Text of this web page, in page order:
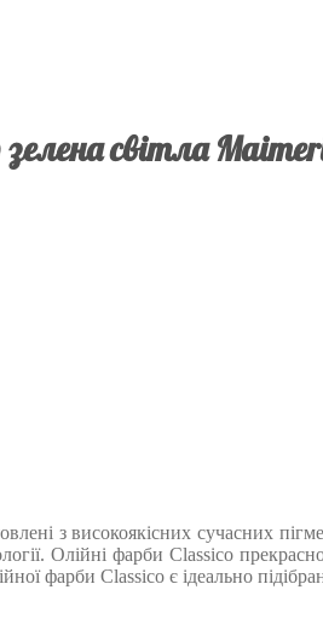
світла
з високоякісних сучасних
Олійні фарби Classico
фарби Classico є ідеально